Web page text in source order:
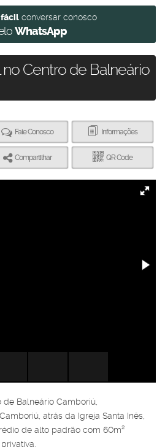
fácil conversar conosco
WhatsApp
Centro de Balneário
Fale Conosco Informações
Compartilhar QR Code
Balneário Camboriú,
atrás da Igreja Santa Inês,
de alto padrão com 60m²